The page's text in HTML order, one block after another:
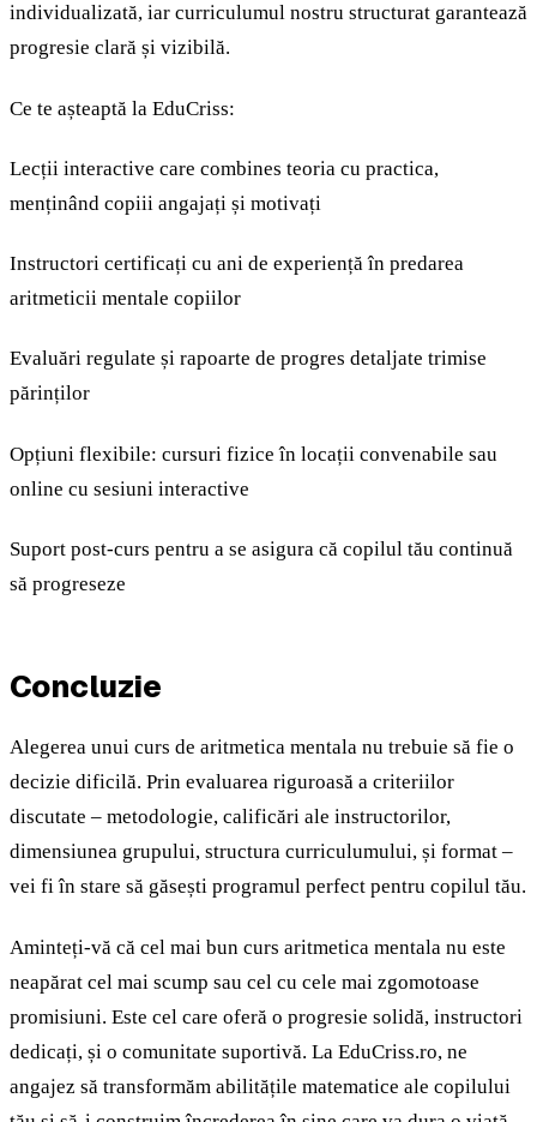
individualizată, iar curriculumul nostru structurat garantează
progresie clară și vizibilă.
Ce te așteaptă la EduCriss:
Lecții interactive care combines teoria cu practica,
menținând copiii angajați și motivați
Instructori certificați cu ani de experiență în predarea
aritmeticii mentale copiilor
Evaluări regulate și rapoarte de progres detaljate trimise
părinților
Opțiuni flexibile: cursuri fizice în locații convenabile sau
online cu sesiuni interactive
Suport post-curs pentru a se asigura că copilul tău continuă
să progreseze
Concluzie
Alegerea unui curs de aritmetica mentala nu trebuie să fie o
decizie dificilă. Prin evaluarea riguroasă a criteriilor
discutate – metodologie, calificări ale instructorilor,
dimensiunea grupului, structura curriculumului, și format –
vei fi în stare să găsești programul perfect pentru copilul tău.
Aminteți-vă că cel mai bun curs aritmetica mentala nu este
neapărat cel mai scump sau cel cu cele mai zgomotoase
promisiuni. Este cel care oferă o progresie solidă, instructori
dedicați, și o comunitate suportivă. La EduCriss.ro, ne
angajez să transformăm abilitățile matematice ale copilului